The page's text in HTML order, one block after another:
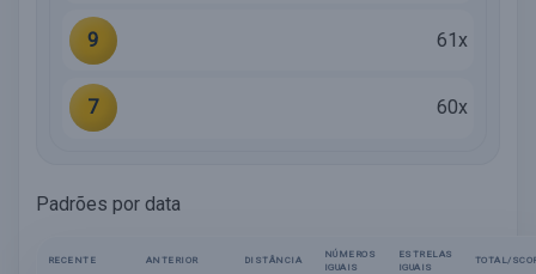
9 61x
7 60x
Padrões por data
RECENTE ANTERIOR DISTÂNCIA
NÚMEROS
IGUAIS
ESTRELAS
IGUAIS
TOTAL/